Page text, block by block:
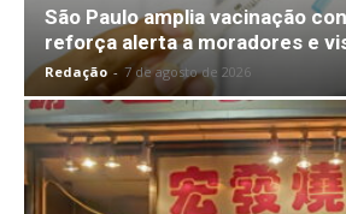
São Paulo amplia vacinação
reforça alerta a moradores e
Redação - 7 de agosto de 2026